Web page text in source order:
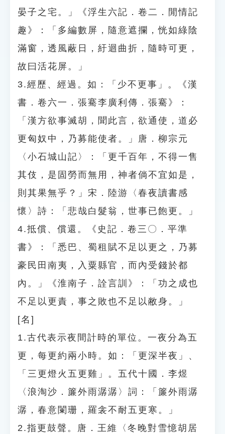
晏子之宅。」《浮生六記．卷二．閒情記
趣》：「多編數屏，隨意遮攔，恍如綠陰
滿窗，透風蔽日，紆迴曲折，隨時可更，
故曰活花屏。」
3.經歷、經過。如：「少不更事」。《漢
書．卷六一．張騫李廣利傳．張騫》：
「漢方欲事滅胡，聞此言，欲通使，道必
更匈奴中，乃募能使者。」唐．柳宗元
〈小石城山記〉：「更千百年，不得一售
其伎，是固勞而無用，神者倘不宜如是，
則其果無乎？」宋．陸游〈春夜讀書感
懷〉詩：「悲哉白髮翁，世事已飽更。」
4.抵償、償還。《史記．卷三〇．平準
書》：「悉巴、蜀租賦不足以更之，乃募
豪民田南夷，入粟縣官，而內受錢於都
內。」《淮南子．詮言訓》：「功之成也
不足以更責，事之敗也不足以敝身。」
[名]
1.古代表示夜間計時的單位。一夜分為五
更，每更約兩小時。如：「更深半夜」、
「三更燈火五更雞」。五代十國．李煜
〈浪淘沙．簾外雨潺潺〉詞：「簾外雨潺
潺，春意闌珊，羅衾不耐五更寒。」
2.指更鼓聲。唐．王維〈冬晚對雪憶胡居